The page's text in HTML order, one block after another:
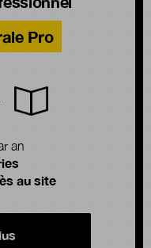
Pro
an
au site